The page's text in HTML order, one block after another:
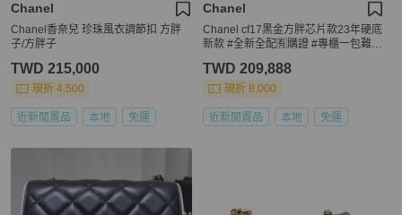
Chanel
Chanel香奈兒 珍珠風衣調節扣 方胖
子/方胖子
TWD 215,000
現折 4,500
近新閒置品 本地 免運
Chanel
Chanel cf17黑金方胖芯片款23年硬底
新款 #全新全配🈶購證 #專櫃一包難求
TWD 209,888
現折 8,000
近新閒置品 本地 免運